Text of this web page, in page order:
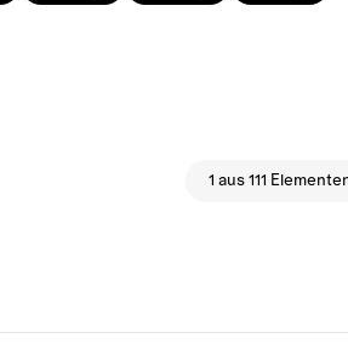
1 aus 111